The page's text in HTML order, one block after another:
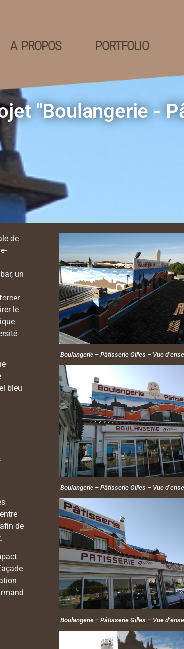
A PROPOS PORTFOLIO
"Boulangerie -
de
un
le
bleu
de
Boulangerie – Pâtisserie Gilles – Vue
Boulangerie – Pâtisserie Gilles – Vue
Boulangerie – Pâtisserie Gilles – Vue